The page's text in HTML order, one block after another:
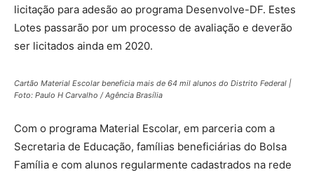
licitação para adesão ao programa Desenvolve-DF. Estes
Lotes passarão por um processo de avaliação e deverão
ser licitados ainda em 2020.
Cartão Material Escolar beneficia mais de 64 mil alunos do Distrito Federal |
Foto: Paulo H Carvalho / Agência Brasília
Com o programa Material Escolar, em parceria com a
Secretaria de Educação, famílias beneficiárias do Bolsa
Família e com alunos regularmente cadastrados na rede